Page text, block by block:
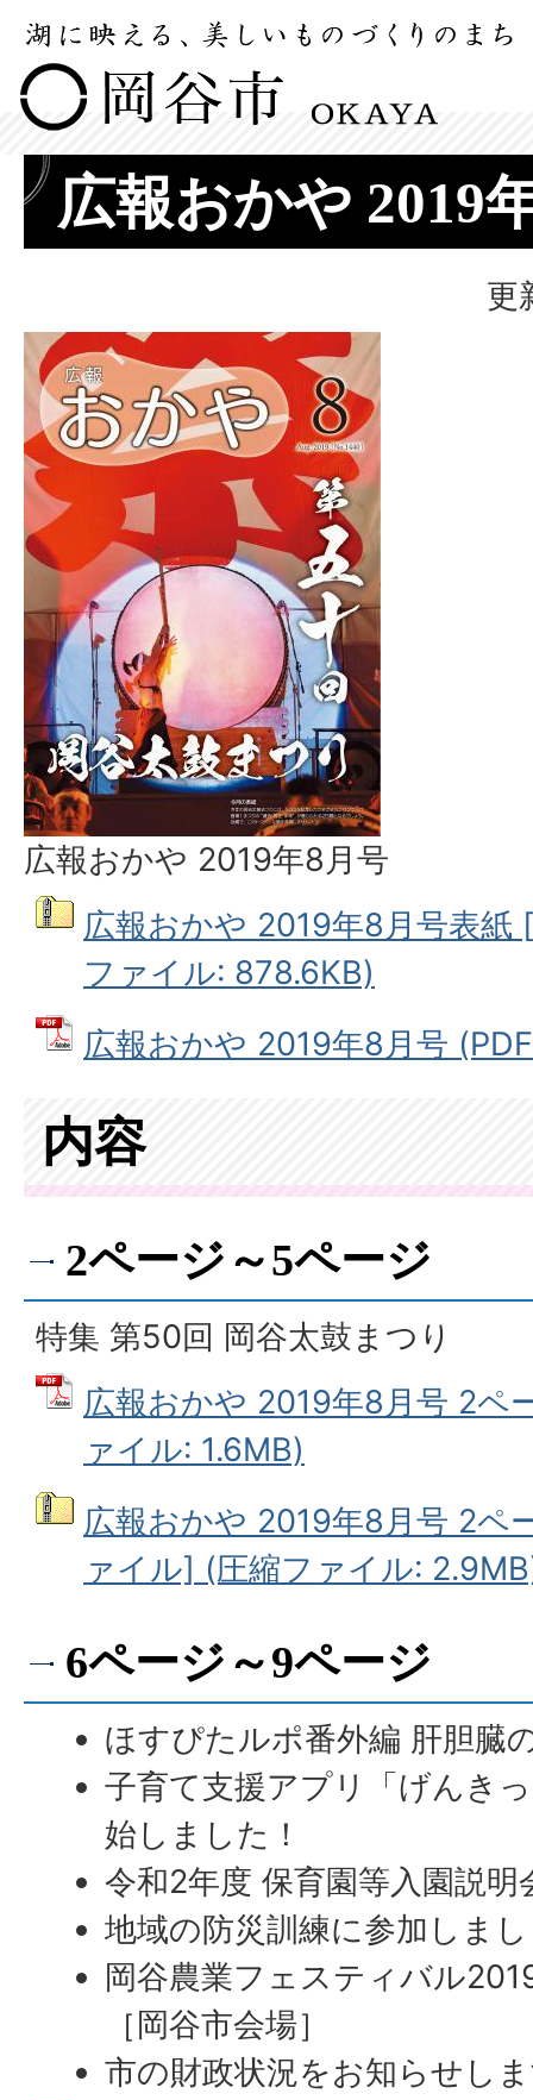
広報おかや 2019
更
広報おかや 2019年8月号
広報おかや 2019年8月号表紙
ファイル: 878.6KB)
広報おかや 2019年8月号
内容
2ページ～5ページ
特集 第50回 岡谷太鼓まつり
広報おかや 2019年8月号 2ペ
ァイル: 1.6MB)
広報おかや 2019年8月号 2ペ
ァイル] (圧縮ファイル:
6ページ～9ページ
ほすぴたルポ番外編 肝胆臓
子育て支援アプリ「げんき
始しました！
令和2年度 保育園等入園説明
地域の防災訓練に参加しま
岡谷農業フェスティバル
［岡谷市会場］
市の財政状況をお知らせし